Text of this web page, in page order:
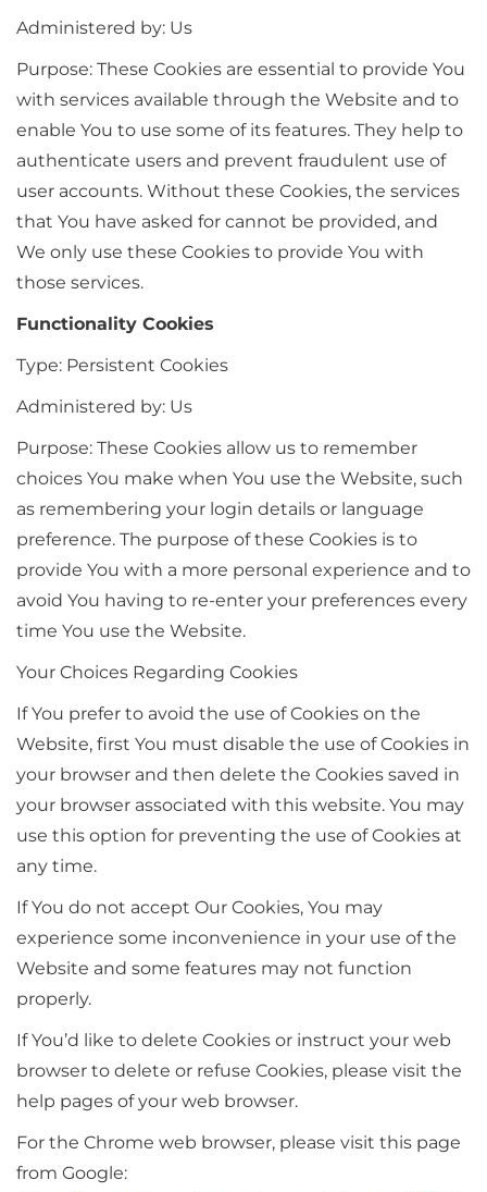
Administered by: Us
Purpose: These Cookies are essential to provide You
with services available through the Website and to
enable You to use some of its features. They help to
authenticate users and prevent fraudulent use of
user accounts. Without these Cookies, the services
that You have asked for cannot be provided, and
We only use these Cookies to provide You with
those services.
Functionality Cookies
Type: Persistent Cookies
Administered by: Us
Purpose: These Cookies allow us to remember
choices You make when You use the Website, such
as remembering your login details or language
preference. The purpose of these Cookies is to
provide You with a more personal experience and to
avoid You having to re-enter your preferences every
time You use the Website.
Your Choices Regarding Cookies
If You prefer to avoid the use of Cookies on the
Website, first You must disable the use of Cookies in
your browser and then delete the Cookies saved in
your browser associated with this website. You may
use this option for preventing the use of Cookies at
any time.
If You do not accept Our Cookies, You may
experience some inconvenience in your use of the
Website and some features may not function
properly.
If You’d like to delete Cookies or instruct your web
browser to delete or refuse Cookies, please visit the
help pages of your web browser.
For the Chrome web browser, please visit this page
from Google: